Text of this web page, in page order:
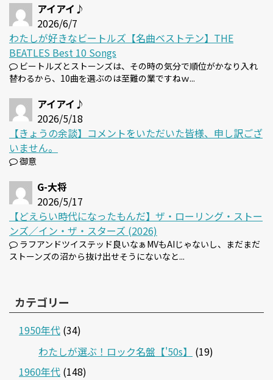
アイアイ♪
2026/6/7
わたしが好きなビートルズ【名曲ベストテン】THE
BEATLES Best 10 Songs
ビートルズとストーンズは、その時の気分で順位がかなり入れ
替わるから、10曲を選ぶのは至難の業ですねｗ...
アイアイ♪
2026/5/18
【きょうの余談】コメントをいただいた皆様、申し訳ござ
いません。
御意
G-大将
2026/5/17
【どえらい時代になったもんだ】ザ・ローリング・ストー
ンズ／イン・ザ・スターズ (2026)
ラフアンドツイステッド良いなぁMVもAIじゃないし、まだまだ
ストーンズの沼から抜け出せそうにないなと...
カテゴリー
1950年代 (34)
わたしが選ぶ！ロック名盤【'50s】
(19)
1960年代 (148)